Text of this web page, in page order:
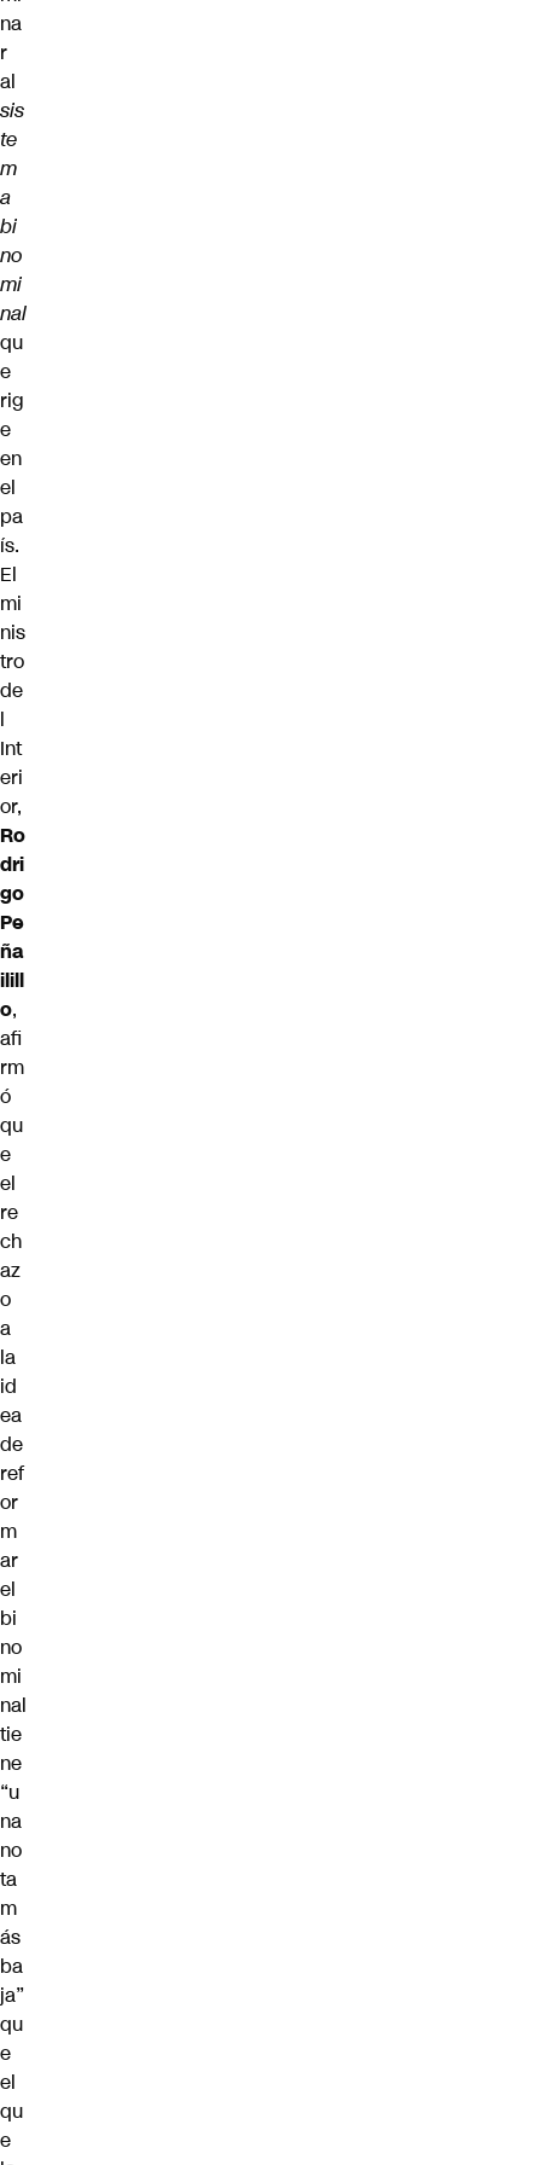
na
r
al
sis
te
m
a
bi
no
mi
nal
qu
e
rig
e
en
el
pa
ís.
El
mi
nis
tro
de
l
Int
eri
or,
Ro
dri
go
Pe
ña
ilill
o,
afi
rm
ó
qu
e
el
re
ch
az
o
a
la
id
ea
de
ref
or
m
ar
el
bi
no
mi
nal
tie
ne
“u
na
no
ta
m
ás
ba
ja”
qu
e
el
qu
e